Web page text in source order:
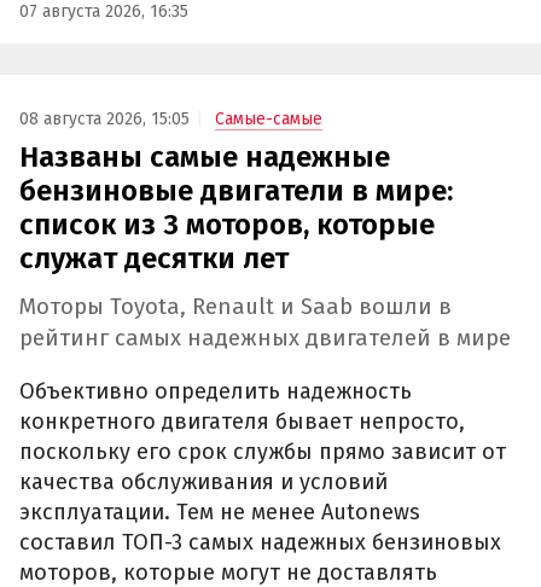
07 августа 2026, 16:35
08 августа 2026, 15:05 Самые-самые
Названы самые надежные
бензиновые двигатели в мире:
список из 3 моторов, которые
служат десятки лет
Моторы Toyota, Renault и Saab вошли в
рейтинг самых надежных двигателей в мире
Объективно определить надежность
конкретного двигателя бывает непросто,
поскольку его срок службы прямо зависит от
качества обслуживания и условий
эксплуатации. Тем не менее Autonews
составил ТОП-3 самых надежных бензиновых
моторов, которые могут не доставлять